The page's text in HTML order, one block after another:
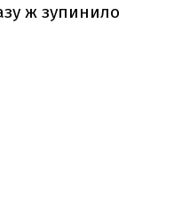
ж зупинило